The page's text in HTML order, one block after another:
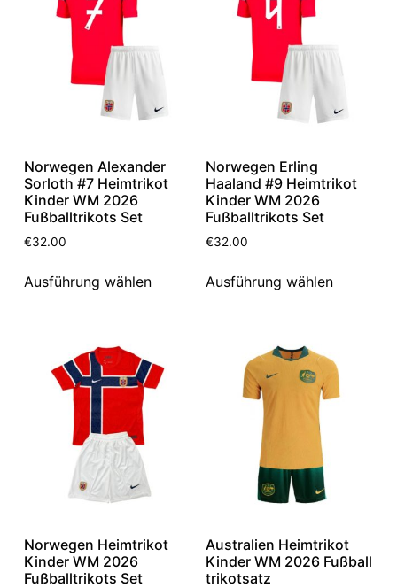
Norwegen Alexander
Sorloth #7 Heimtrikot
Kinder WM 2026
Fußballtrikots Set
€32.00
Ausführung wählen
Norwegen Erling
Haaland #9 Heimtrikot
Kinder WM 2026
Fußballtrikots Set
€32.00
Ausführung wählen
Norwegen Heimtrikot
Kinder WM 2026
Fußballtrikots Set
Australien Heimtrikot
Kinder WM 2026 Fußball
trikotsatz